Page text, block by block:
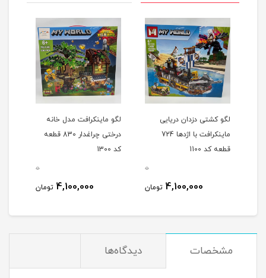
لگو کشتی دزدان دریایی
ماینکرافت با اژدها 724
قطعه کد 1100
0
4,100,000 تومان
لگو ماینکرافت مدل خانه
درختی چراغدار 830 قطعه
کد 1300
0
4,100,000 تومان
مشخصات دیدگاه‌ها